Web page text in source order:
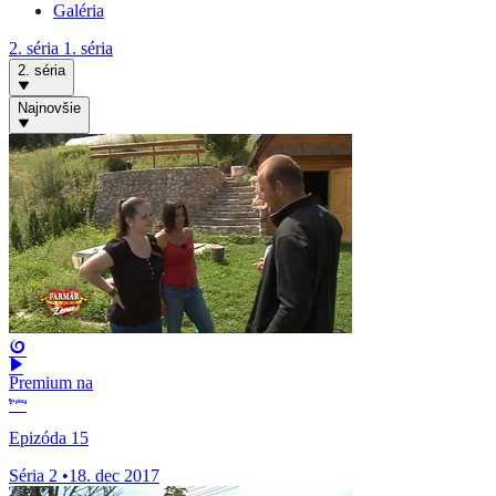
Galéria
2. séria 1. séria
2. séria
Najnovšie
Premium na
Epizóda 15
Séria 2 •18. dec 2017